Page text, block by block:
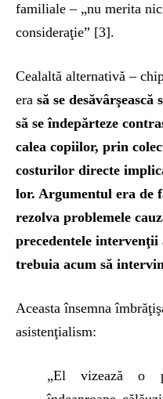
familiale – „nu merita
consideraţie” [3].
Cealaltă alternativă –
era să se
să se îndepărteze
calea copiilor, prin
costurilor directe
lor. Argumentul era de
rezolva problemele
precedentele
trebuia acum să
Aceasta însemna
asistenţialism:
„El vizează o